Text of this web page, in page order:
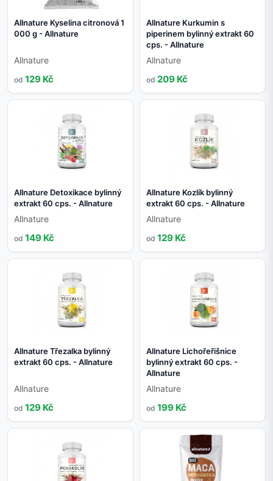
Allnature Kyselina citronová 1
000 g - Allnature
Allnature
od 129 Kč
Allnature Kurkumin s
piperinem bylinný extrakt 60
cps. - Allnature
Allnature
od 209 Kč
Allnature Detoxikace bylinný
extrakt 60 cps. - Allnature
Allnature
od 149 Kč
Allnature Kozlík bylinný
extrakt 60 cps. - Allnature
Allnature
od 129 Kč
Allnature Třezalka bylinný
extrakt 60 cps. - Allnature
Allnature
od 129 Kč
Allnature Lichořeřišnice
bylinný extrakt 60 cps. -
Allnature
Allnature
od 199 Kč